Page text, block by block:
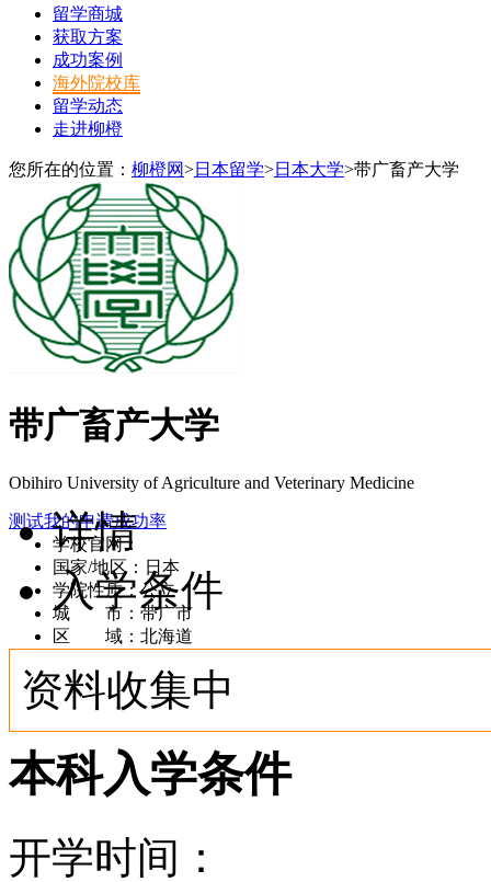
留学商城
获取方案
成功案例
海外院校库
留学动态
走进柳橙
您所在的位置： 柳橙网>日本留学>日本大学>带广畜产大学
带广畜产大学
Obihiro University of Agriculture and Veterinary Medicine
测试我的申请成功率
学校官网：
国家/地区：日本
学院性质：公立
城 市：带广市
区 域：北海道
详情
入学条件
资料收集中
本科入学条件
开学时间：